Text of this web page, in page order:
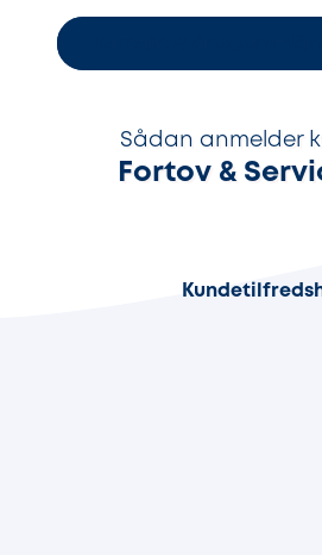
Sådan anmelder
Fortov &